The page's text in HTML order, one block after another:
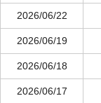
2026/06/22
2026/06/19
2026/06/18
2026/06/17